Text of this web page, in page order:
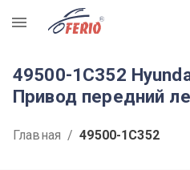
R
49500-1C352
Привод передний
Главная / 49500-1C352